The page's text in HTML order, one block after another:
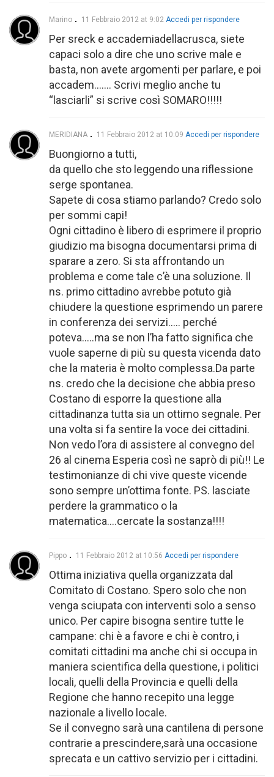
Marino 11 Febbraio 2012 at 9:02 Accedi per rispondere
Per sreck e accademiadellacrusca, siete
capaci solo a dire che uno scrive male e
basta, non avete argomenti per parlare, e poi
accadem……. Scrivi meglio anche tu
“lasciarli” si scrive così SOMARO!!!!!
MERIDIANA 11 Febbraio 2012 at 10:09 Accedi per rispondere
Buongiorno a tutti,
da quello che sto leggendo una riflessione
serge spontanea.
Sapete di cosa stiamo parlando? Credo solo
per sommi capi!
Ogni cittadino è libero di esprimere il proprio
giudizio ma bisogna documentarsi prima di
sparare a zero. Si sta affrontando un
problema e come tale c’è una soluzione. Il
ns. primo cittadino avrebbe potuto già
chiudere la questione esprimendo un parere
in conferenza dei servizi….. perché
poteva…..ma se non l’ha fatto significa che
vuole saperne di più su questa vicenda dato
che la materia è molto complessa.Da parte
ns. credo che la decisione che abbia preso
Costano di esporre la questione alla
cittadinanza tutta sia un ottimo segnale. Per
una volta si fa sentire la voce dei cittadini.
Non vedo l’ora di assistere al convegno del
26 al cinema Esperia così ne saprò di più!! Le
testimonianze di chi vive queste vicende
sono sempre un’ottima fonte. PS. lasciate
perdere la grammatico o la
matematica….cercate la sostanza!!!!
Pippo 11 Febbraio 2012 at 10:56 Accedi per rispondere
Ottima iniziativa quella organizzata dal
Comitato di Costano. Spero solo che non
venga sciupata con interventi solo a senso
unico. Per capire bisogna sentire tutte le
campane: chi è a favore e chi è contro, i
comitati cittadini ma anche chi si occupa in
maniera scientifica della questione, i politici
locali, quelli della Provincia e quelli della
Regione che hanno recepito una legge
nazionale a livello locale.
Se il convegno sarà una cantilena di persone
contrarie a prescindere,sarà una occasione
sprecata e un cattivo servizio per i cittadini.